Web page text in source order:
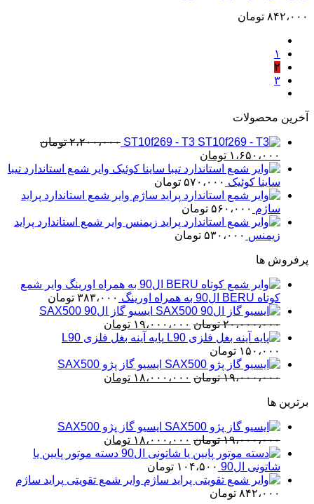
۸۴۲،۰۰۰ تومان
۱
۲
۳
آخرین محصولات
ST10f269 - T3 ۲،۲۰۰،۰۰۰ تومان
قیمت
اصلی
۲،۲۰۰،۰۰۰ تومان
بود.
۱،۶۵۰،۰۰۰ تومان
فعلی
است.
وایر شمع استاندارد تیبا
ساینا کوئیک ۵۷۰،۰۰۰ تومان
وایر شمع استاندارد پراید
ساژم ۵۶۰،۰۰۰ تومان
وایر شمع استاندارد پراید
زیمنس ۵۳۰،۰۰۰ تومان
پرفروش ها
وایر شمع
کوتاه BERU ال90 به همراه اورینگ
۳۸۳،۰۰۰ تومان
ایسیو گاز ال90 SAX500
۲۰،۰۰۰،۰۰۰ تومان قیمت
اصلی
بود.
۱۹،۰۰۰،۰۰۰ تومان
فعلی
است.
پایه آینه بغل فلزی L90
۱۵۰،۰۰۰ تومان
ایسیو گاز پژو SAX500
۱۹،۰۰۰،۰۰۰ تومان قیمت
۱۸،۰۰۰،۰۰۰ تومان
برترین ها
ایسیو گاز پژو SAX500
۱۹،۰۰۰،۰۰۰ تومان قیمت
اصلی
بود.
۱۸،۰۰۰،۰۰۰ تومان
فعلی
است.
دسته موتور پایین یا
شاتونی ال90
۱۰۴،۵۰۰ تومان
وایر شمع تقویتی پراید ساژم
۸۴۲،۰۰۰ تومان